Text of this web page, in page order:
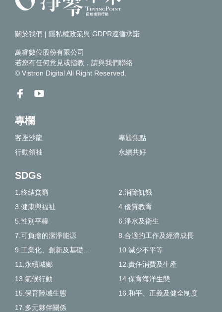
關於我們 | 隱私權政策與 GDPR遵循承諾
萬睿數位股份有限公司
若您有任何意見或指教，請與我們聯絡
© Vistron Digital All Right Reserved.
專欄
客座沙龍
專題焦點
行動領袖
永續共好
SDGs
1.終結貧窮
2.消除飢餓
3.健康與福祉
4.優質教育
5.性別平權
6.淨水及衛生
7.可負擔的潔淨能源
8.合適的工作及經濟成長
10.減少不平等
11.永續城鄉
12.責任消費及生產
13.氣候行動
14.保育海洋生態
15.保育陸域生態
16.和平、正義及健全制度
17.多元夥伴關係